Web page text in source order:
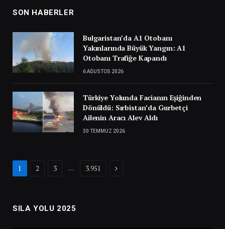
SON HABERLER
Bulgaristan’da A1 Otobanı
Yakınlarında Büyük Yangın: A1
Otobanı Trafiğe Kapandı
6 AĞUSTOS 2026
Türkiye Yolunda Facianın Eşiğinden
Dönüldü: Sırbistan’da Gurbetçi
Ailenin Aracı Alev Aldı
30 TEMMUZ 2026
1 2 3 … 3.951 Next
SILA YOLU 2025